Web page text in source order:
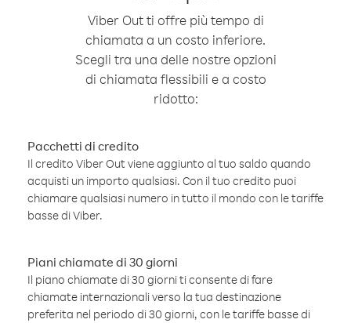
Viber Out ti offre più tempo di
chiamata a un costo inferiore.
Scegli tra una delle nostre opzioni
di chiamata flessibili e a costo
ridotto:
Pacchetti di credito
Il credito Viber Out viene aggiunto al tuo saldo quando
acquisti un importo qualsiasi. Con il tuo credito puoi
chiamare qualsiasi numero in tutto il mondo con le tariffe
basse di Viber.
Piani chiamate di 30 giorni
Il piano chiamate di 30 giorni ti consente di fare
chiamate internazionali verso la tua destinazione
preferita nel periodo di 30 giorni, con le tariffe basse di